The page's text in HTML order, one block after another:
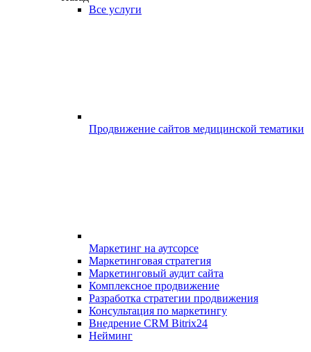
Все услуги
Продвижение сайтов медицинской тематики
Маркетинг на аутсорсе
Маркетинговая стратегия
Маркетинговый аудит сайта
Комплексное продвижение
Разработка стратегии продвижения
Консультация по маркетингу
Внедрение CRM Bitrix24
Нейминг